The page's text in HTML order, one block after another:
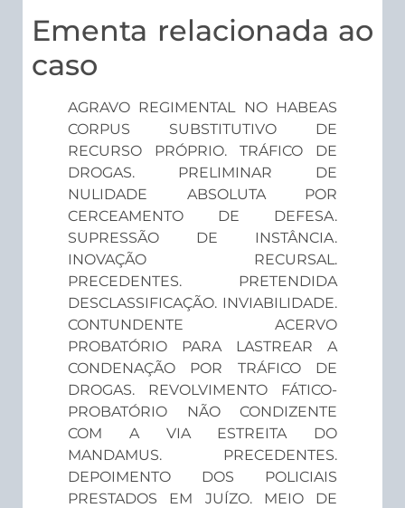
Ementa relacionada ao
caso
AGRAVO REGIMENTAL NO HABEAS
CORPUS SUBSTITUTIVO DE
RECURSO PRÓPRIO. TRÁFICO DE
DROGAS. PRELIMINAR DE
NULIDADE ABSOLUTA POR
CERCEAMENTO DE DEFESA.
SUPRESSÃO DE INSTÂNCIA.
INOVAÇÃO RECURSAL.
PRECEDENTES. PRETENDIDA
DESCLASSIFICAÇÃO. INVIABILIDADE.
CONTUNDENTE ACERVO
PROBATÓRIO PARA LASTREAR A
CONDENAÇÃO POR TRÁFICO DE
DROGAS. REVOLVIMENTO FÁTICO-
PROBATÓRIO NÃO CONDIZENTE
COM A VIA ESTREITA DO
MANDAMUS. PRECEDENTES.
DEPOIMENTO DOS POLICIAIS
PRESTADOS EM JUÍZO. MEIO DE